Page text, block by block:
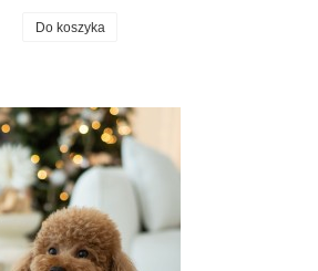
Do koszyka